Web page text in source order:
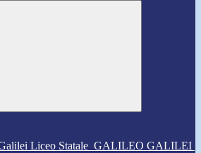
Liceo Statale GALILEO GALILEI